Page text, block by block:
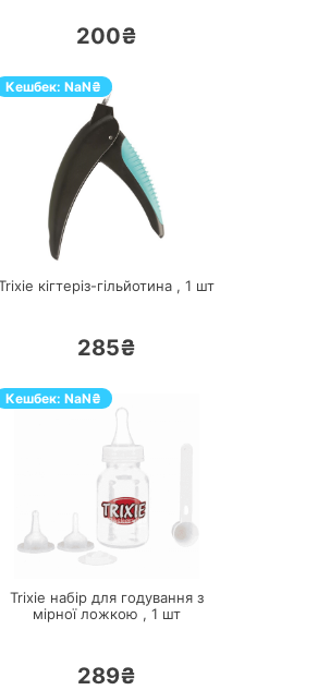
200₴
Кешбек: NaN₴
ПЕРЕЙТИ
кігтеріз-гільйотина , 1 шт
285₴
Кешбек: NaN₴
ПЕРЕЙТИ
Trixie набір для годування з
мірної ложкою , 1 шт
289₴